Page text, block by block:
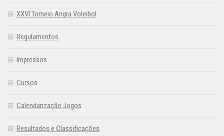
XXVI Torneio Angra Voleibol
Regulamentos
Impressos
Cursos
Calendarização Jogos
Resultados e Classificações